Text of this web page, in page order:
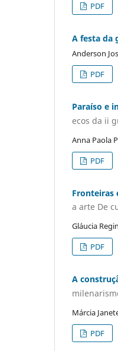
PDF
A festa da
Anderson
PDF
Paraíso e
ecos da ii
Anna Paola
PDF
Fronteiras
a arte De
Gláucia
PDF
A
Márcia
PDF